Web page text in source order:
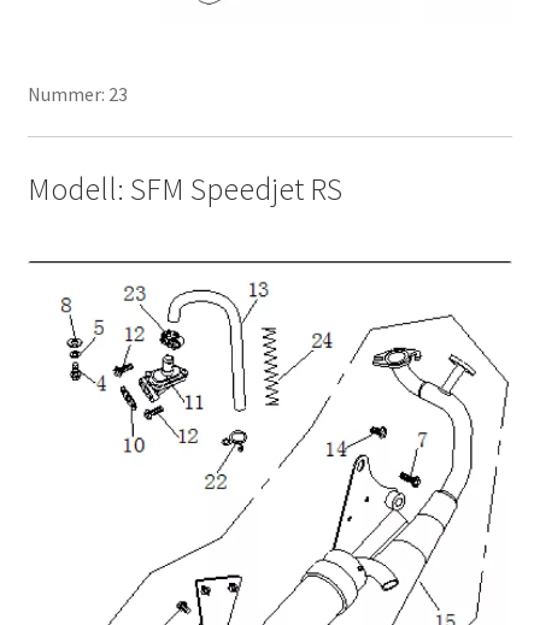
Nummer: 23
Modell: SFM Speedjet RS